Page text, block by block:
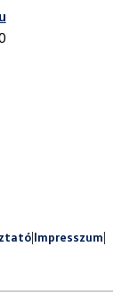
|Impresszum|